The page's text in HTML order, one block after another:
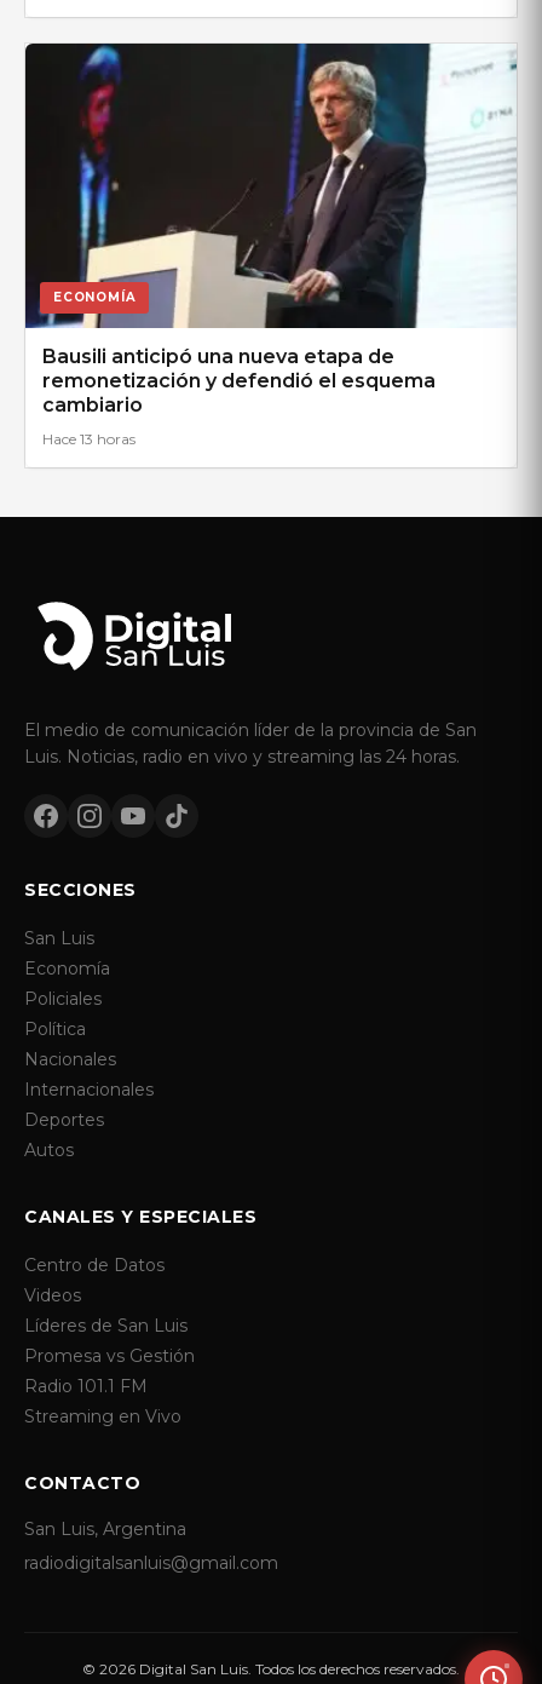
ECONOMÍA
Bausili anticipó una nueva etapa de
remonetización y defendió el esquema
cambiario
Hace 13 horas
El medio de comunicación líder de la provincia de San
Luis. Noticias, radio en vivo y streaming las 24 horas.
SECCIONES
San Luis
Economía
Policiales
Política
Nacionales
Internacionales
Deportes
Autos
CANALES Y ESPECIALES
Centro de Datos
Videos
Líderes de San Luis
Promesa vs Gestión
Radio 101.1 FM
Streaming en Vivo
CONTACTO
San Luis, Argentina
radiodigitalsanluis@gmail.com
© 2026 Digital San Luis. Todos los derechos reservados.